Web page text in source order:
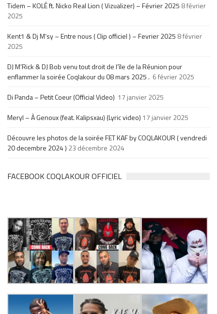
Tidem – KOLÉ ft. Nicko Real Lion ( Vizualizer) – Février 2025 8 février
2025
Kent1 & Dj M’sy – Entre nous ( Clip officiel ) – Fevrier 2025 8 février
2025
DJ M’Rick & DJ Bob venu tout droit de l’île de la Réunion pour
enflammer la soirée Coqlakour du 08 mars 2025 . 6 février 2025
Di Panda – Petit Coeur (Official Video) 17 janvier 2025
Meryl – À Genoux (feat. Kalipsxau) (Lyric video) 17 janvier 2025
Découvre les photos de la soirée FET KAF by COQLAKOUR ( vendredi
20 decembre 2024 ) 23 décembre 2024
FACEBOOK COQLAKOUR OFFICIEL